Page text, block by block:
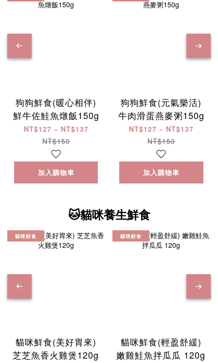
狗狗鮮食(暖心相伴)
鮮牛佐鮭魚燉飯150g
NT$127 ~ NT$137
NT$150
加入購物車
狗狗鮮食(元氣樂活)
牛肉滑蛋燕麥粥150g
NT$127 ~ NT$137
NT$150
加入購物車
🐱貓咪養生鮮食
貓咪鮮食
貓咪鮮食(美好胃來)
芝芝魚香火雞煲120g
貓咪鮮食
貓咪鮮食(輕盈舒緩)
嫩雞鮭魚拌瓜瓜 120g